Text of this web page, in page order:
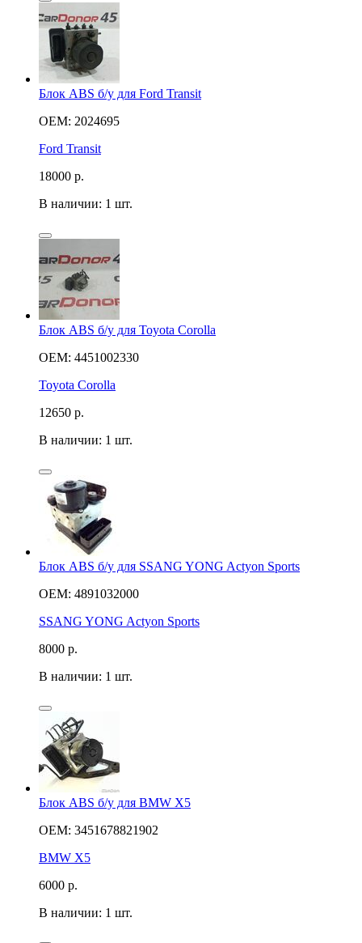
Блок ABS б/у для Ford Transit
OEM: 2024695
Ford Transit
18000 р.
В наличии: 1 шт.
Блок ABS б/у для Toyota Corolla
OEM: 4451002330
Toyota Corolla
12650 р.
В наличии: 1 шт.
Блок ABS б/у для SSANG YONG Actyon Sports
OEM: 4891032000
SSANG YONG Actyon Sports
8000 р.
В наличии: 1 шт.
Блок ABS б/у для BMW X5
OEM: 3451678821902
BMW X5
6000 р.
В наличии: 1 шт.